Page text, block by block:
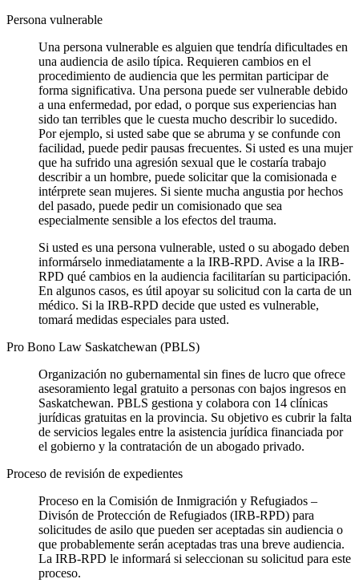
Persona vulnerable
Una persona vulnerable es alguien que tendría dificultades en
una audiencia de asilo típica. Requieren cambios en el
procedimiento de audiencia que les permitan participar de
forma significativa. Una persona puede ser vulnerable debido
a una enfermedad, por edad, o porque sus experiencias han
sido tan terribles que le cuesta mucho describir lo sucedido.
Por ejemplo, si usted sabe que se abruma y se confunde con
facilidad, puede pedir pausas frecuentes. Si usted es una mujer
que ha sufrido una agresión sexual que le costaría trabajo
describir a un hombre, puede solicitar que la comisionada e
intérprete sean mujeres. Si siente mucha angustia por hechos
del pasado, puede pedir un comisionado que sea
especialmente sensible a los efectos del trauma.
Si usted es una persona vulnerable, usted o su abogado deben
informárselo inmediatamente a la IRB-RPD. Avise a la IRB-
RPD qué cambios en la audiencia facilitarían su participación.
En algunos casos, es útil apoyar su solicitud con la carta de un
médico. Si la IRB-RPD decide que usted es vulnerable,
tomará medidas especiales para usted.
Pro Bono Law Saskatchewan (PBLS)
Organización no gubernamental sin fines de lucro que ofrece
asesoramiento legal gratuito a personas con bajos ingresos en
Saskatchewan. PBLS gestiona y colabora con 14 clínicas
jurídicas gratuitas en la provincia. Su objetivo es cubrir la falta
de servicios legales entre la asistencia jurídica financiada por
el gobierno y la contratación de un abogado privado.
Proceso de revisión de expedientes
Proceso en la Comisión de Inmigración y Refugiados –
Divisón de Protección de Refugiados (IRB-RPD) para
solicitudes de asilo que pueden ser aceptadas sin audiencia o
que probablemente serán aceptadas tras una breve audiencia.
La IRB-RPD le informará si seleccionan su solicitud para este
proceso.